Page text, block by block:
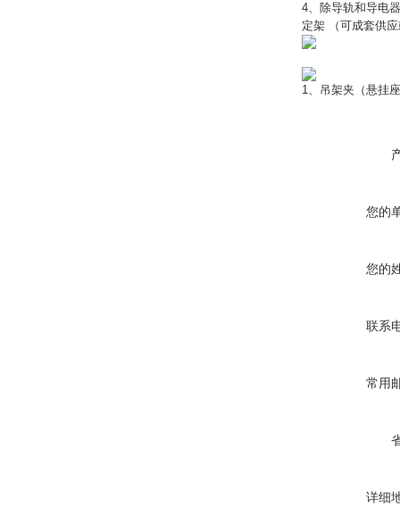
4、除导轨和导电
定架 （可成套供
1、吊架夹（悬挂
您的
您的
联系
常用
详细